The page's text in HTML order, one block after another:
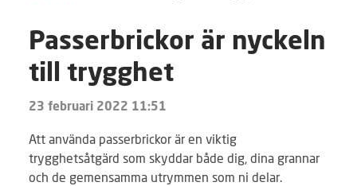
Passerbrickor är nyckeln
till trygghet
23 februari 2022 11:51
Att använda passerbrickor är en viktig
trygghetsåtgärd som skyddar både dig, dina grannar
och de gemensamma utrymmen som ni delar.